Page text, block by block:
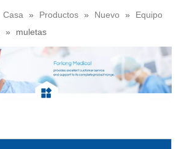
Casa » Productos » Nuevo »
Equipo
» muletas